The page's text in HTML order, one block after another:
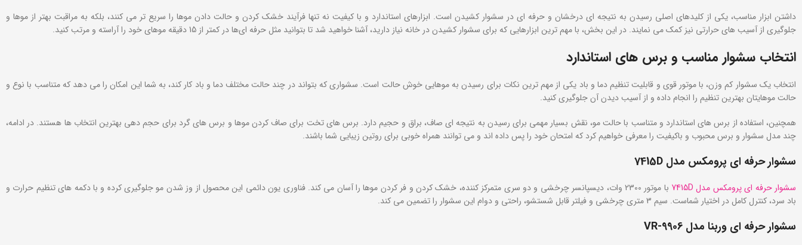
داشتن ابزار مناسب، یکی از کلیدهای اصلی رسیدن به نتیجه ای درخشان و حرفه ای در سشوار کشیدن است. ابزارهای استاندارد و با کیفیت نه‌ تنها فرآیند خشک کردن و حالت دادن موها را سریع‌ تر می ‌کنند، بلکه به مراقبت بهتر از موها و
جلوگیری از آسیب‌ های حرارتی نیز کمک می نمایند. در این بخش، با مهم‌ ترین ابزارهایی که برای سشوار کشیدن در خانه نیاز دارید، آشنا خواهید شد تا بتوانید مثل حرفه‌ ای‌ها در کمتر از 15 دقیقه موهای خود را آراسته و مرتب کنید.
انتخاب سشوار مناسب و برس‌ های استاندارد
انتخاب یک سشوار کم‌ وزن، با موتور قوی و قابلیت تنظیم دما و باد یکی از مهم ‌ترین نکات برای رسیدن به موهایی خوش حالت است. سشواری که بتواند در چند حالت مختلف دما و باد کار کند، به شما این امکان را می ‌دهد که متناسب با نوع و
حالت موهایتان بهترین تنظیم را انجام داده و از آسیب دیدن آن جلوگیری کنید.
همچنین، استفاده از برس ‌های استاندارد و متناسب با حالت مو، نقش بسیار مهمی برای رسیدن به نتیجه‌ ای صاف، براق و حجیم دارد. برس‌ های تخت برای صاف کردن موها و برس های گرد برای حجم ‌دهی بهترین انتخاب ‌ها هستند. در ادامه،
چند مدل سشوار و برس محبوب و باکیفیت را معرفی خواهیم کرد که امتحان خود را پس داده‌ اند و می ‌توانند همراه خوبی برای روتین زیبایی شما باشند.
سشوار حرفه ای پرومکس مدل 7415D
سشوار حرفه‌ ای پرومکس مدل 7415D
با موتور 2300 وات، دیسپانسر چرخشی و دو سری متمرکز کننده، خشک کردن و فر کردن موها را آسان می‌ کند. فناوری یون دائمی این محصول از وز شدن مو جلوگیری کرده و با دکمه ‌های تنظیم حرارت و
باد سرد، کنترل کامل در اختیار شماست. سیم 3 متری چرخشی و فیلتر قابل شستشو، راحتی و دوام این سشوار را تضمین می‌ کند.
سشوار حرفه ای وربنا مدل